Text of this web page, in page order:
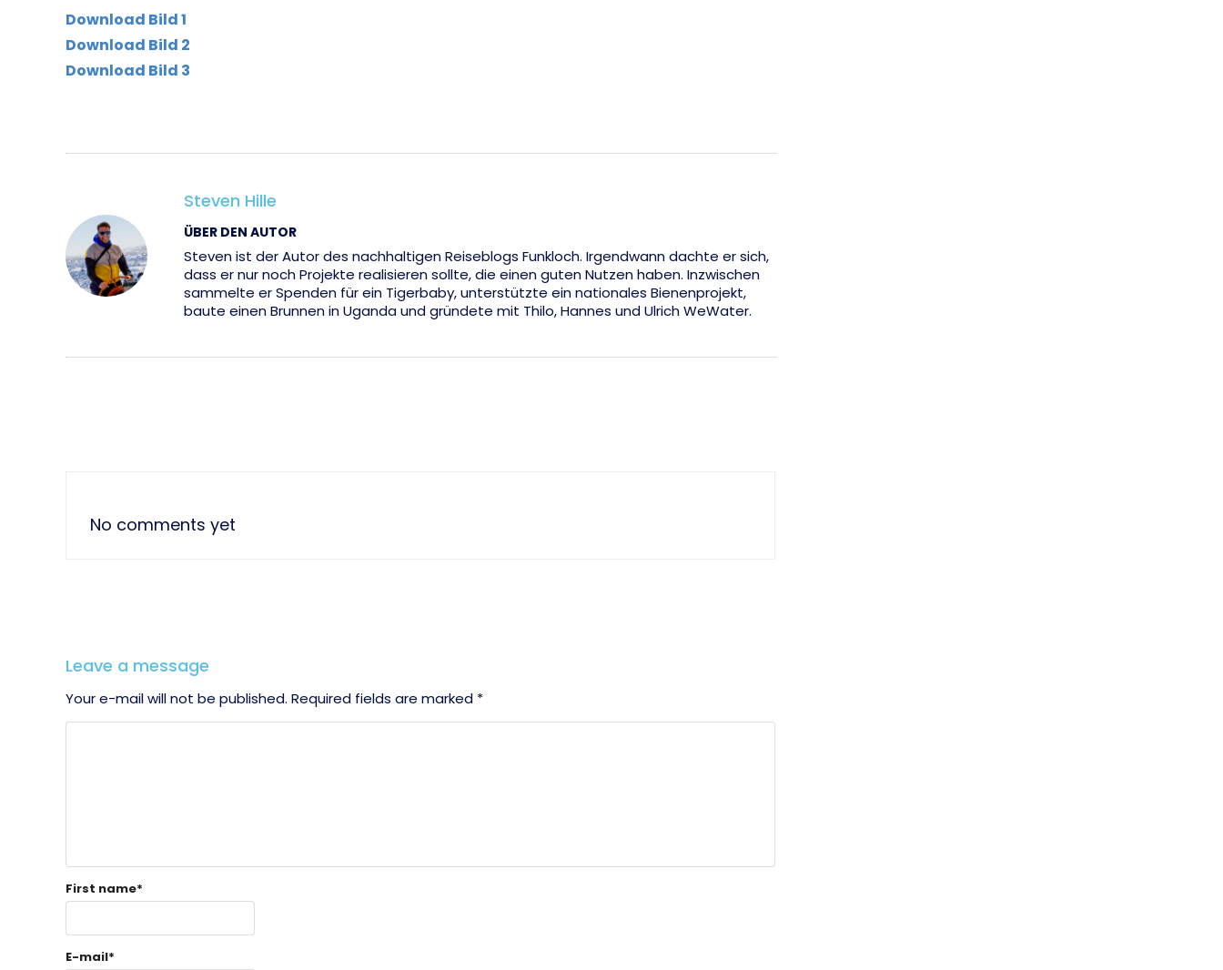
Download Bild 1
Download Bild 2
Download Bild 3
Steven Hille
ÜBER DEN AUTOR
Steven ist der Autor des nachhaltigen Reiseblogs Funkloch. Irgendwann dachte er sich,
dass er nur noch Projekte realisieren sollte, die einen guten Nutzen haben. Inzwischen
sammelte er Spenden für ein Tigerbaby, unterstützte ein nationales Bienenprojekt,
baute einen Brunnen in Uganda und gründete mit Thilo, Hannes und Ulrich WeWater.
No comments yet
Leave a message
Your e-mail will not be published. Required fields are marked *
First name*
E-mail*